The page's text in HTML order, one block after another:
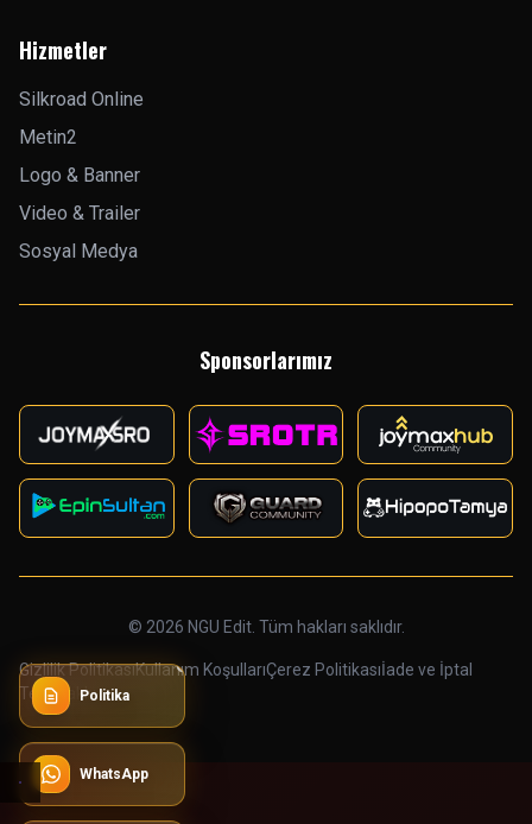
Hizmetler
Silkroad Online
Metin2
Logo & Banner
Video & Trailer
Sosyal Medya
Sponsorlarımız
© 2026 NGU Edit. Tüm hakları saklıdır.
Gizlilik PolitikasıKullanım KoşullarıÇerez Politikasıİade ve İptal
Telif HakkıPolitika
WhatsApp